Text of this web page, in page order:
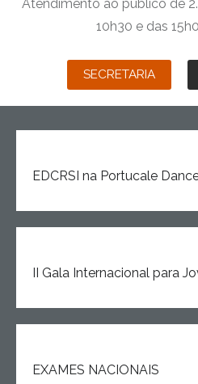
Escola Cultural
Atendimento ao público de
10h30 e das
SECRETARIA
EDCRSI na Portucale
II Gala Internacional para
EXAMES NACIONAIS